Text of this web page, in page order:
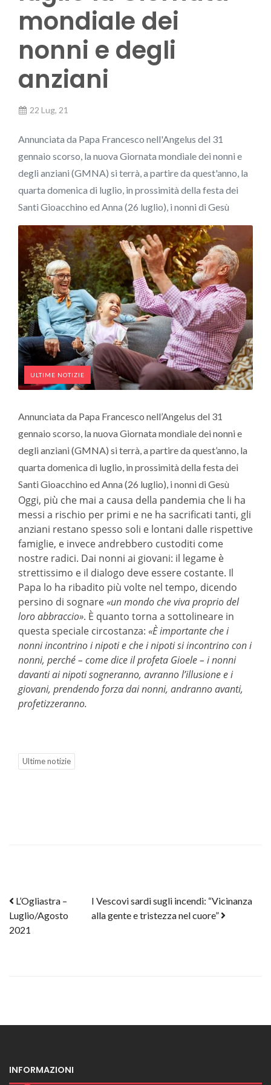
mondiale dei
nonni e degli
anziani
22 Lug, 21
Annunciata da Papa Francesco nell'Angelus del 31
gennaio scorso, la nuova Giornata mondiale dei nonni e
degli anziani (GMNA) si terrà, a partire da quest'anno, la
quarta domenica di luglio, in prossimità della festa dei
Santi Gioacchino ed Anna (26 luglio), i nonni di Gesù
ULTIME NOTIZIE
Annunciata da Papa Francesco nell’Angelus del 31
gennaio scorso, la nuova Giornata mondiale dei nonni e
degli anziani (GMNA) si terrà, a partire da quest’anno, la
quarta domenica di luglio, in prossimità della festa dei
Santi Gioacchino ed Anna (26 luglio), i nonni di Gesù
Oggi, più che mai a causa della pandemia che li ha
messi a rischio per primi e ne ha sacrificati tanti, gli
anziani restano spesso soli e lontani dalle rispettive
famiglie, e invece andrebbero custoditi come
nostre radici. Dai nonni ai giovani: il legame è
strettissimo e il dialogo deve essere costante. Il
Papa lo ha ribadito più volte nel tempo, dicendo
persino di sognare«un mondo che viva proprio del
loro abbraccio». È quanto torna a sottolineare in
questa speciale circostanza: «È importante che i
nonni incontrino i nipoti e che i nipoti si incontrino con i
nonni, perché – come dice il profeta Gioele – i nonni
davanti ai nipoti sogneranno, avranno l’illusione e i
giovani, prendendo forza dai nonni, andranno avanti,
profetizzeranno.
Ultime notizie
Post navigation
L’Ogliastra –
Luglio/Agosto
2021
I Vescovi sardi sugli incendi: “Vicinanza
alla gente e tristezza nel cuore”
INFORMAZIONI